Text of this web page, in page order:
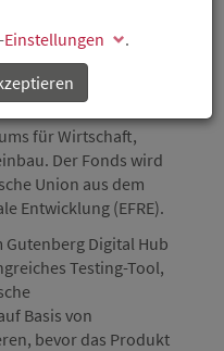
für
Pfalz mbH (WFT)
der 021 Software
Rheinland-Pfalz
für Wirtschaft,
Der Fonds wird
Union aus dem
Entwicklung (EFRE).
Digital Hub
Testing-Tool,
Basis von
bevor das Produkt
Einstellungen
.